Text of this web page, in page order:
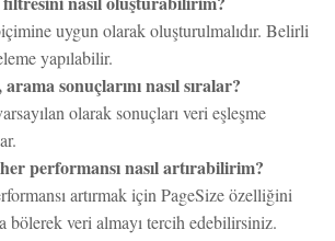
uygun olarak oluşturulmalıdır. Belirli
yapılabilir.
sonuçlarını nasıl sıralar?
olarak sonuçları veri eşleşme
performansı nasıl artırabilirim?
artırmak için PageSize özelliğini
bölerek veri almayı tercih edebilirsiniz.
C# sürümlerinde kullanılabilir?